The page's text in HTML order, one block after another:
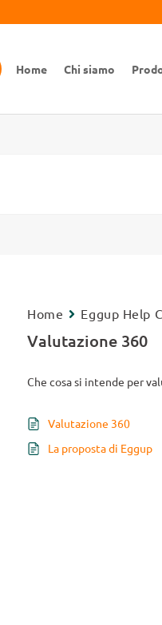
Home Chi siamo
Home Eggup Help
Valutazione 360
Che cosa si intende per
Valutazione 360
La proposta di Eggup